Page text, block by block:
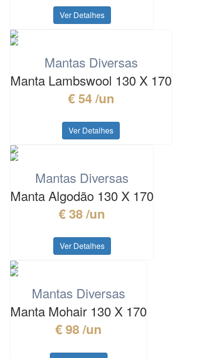
Ver Detalhes
Mantas Diversas
Manta Lambswool 130 X 170
€ 54 /un
Ver Detalhes
Mantas Diversas
Manta Algodão 130 X 170
€ 38 /un
Ver Detalhes
Mantas Diversas
Manta Mohair 130 X 170
€ 98 /un